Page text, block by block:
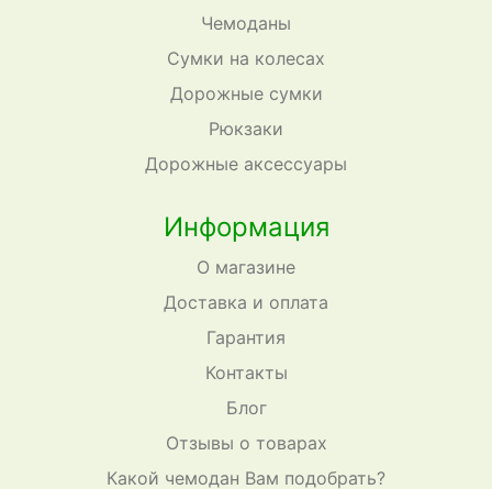
Чемоданы
Сумки на колесах
Дорожные сумки
Рюкзаки
Дорожные аксессуары
Информация
О магазине
Доставка и оплата
Гарантия
Контакты
Блог
Отзывы о товарах
Какой чемодан Вам подобрать?